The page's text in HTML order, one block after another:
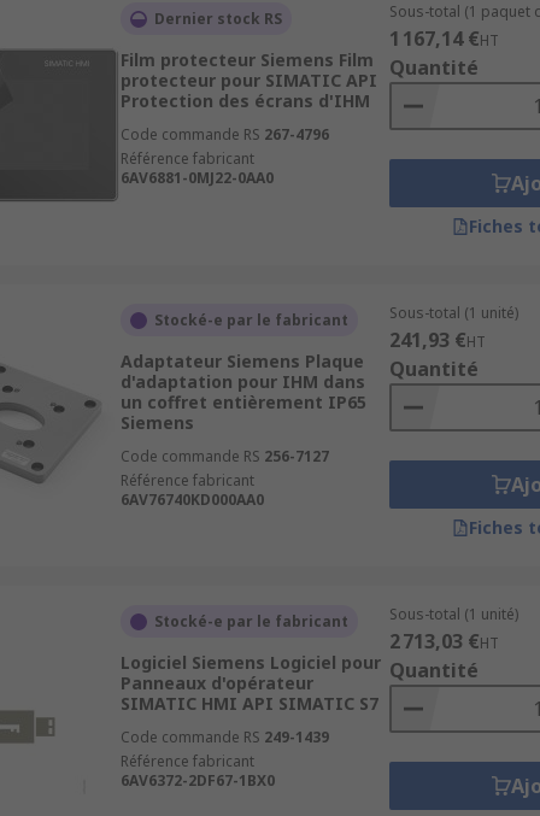
Dernier stock RS
Film protecteur Siemens Film
protecteur pour SIMATIC API
Protection des écrans d'IHM
Code commande RS 267-4796
Référence fabricant
6AV6881-0MJ22-0AA0
Sous-total (1 paquet
1 167,14 €HT
Quantité
Fiches
Stocké-e par le fabricant
Adaptateur Siemens Plaque
d'adaptation pour IHM dans
un coffret entièrement IP65
Siemens
Code commande RS 256-7127
Référence fabricant
6AV76740KD000AA0
Sous-total (1 unité)
241,93 €HT
Quantité
Fiches
Stocké-e par le fabricant
Logiciel Siemens Logiciel pour
Panneaux d'opérateur
SIMATIC HMI API SIMATIC S7
Code commande RS 249-1439
Référence fabricant
6AV6372-2DF67-1BX0
Sous-total (1 unité)
2 713,03 €HT
Quantité